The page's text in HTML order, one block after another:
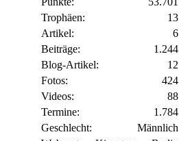
Trophäen
13
Artikel
6
Beiträge
1.244
Blog-Artikel
12
Fotos
424
Videos
88
Termine
1.784
Geschlecht
Männlich